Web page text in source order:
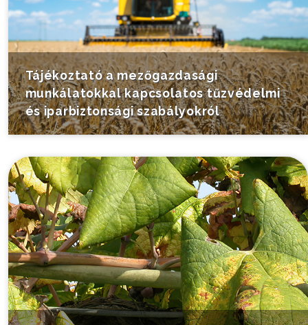
Tájékoztató a mezőgazdasági
munkálatokkal kapcsolatos tűzvédelmi
és iparbiztonsági szabályokról